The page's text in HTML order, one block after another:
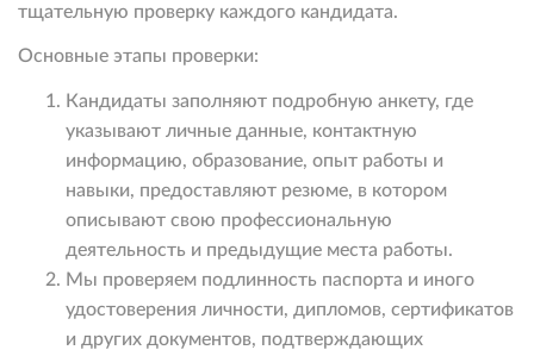
тщательную проверку каждого кандидата.
Основные этапы проверки:
Кандидаты заполняют подробную анкету, где
указывают личные данные, контактную
информацию, образование, опыт работы и
навыки, предоставляют резюме, в котором
описывают свою профессиональную
деятельность и предыдущие места работы.
Мы проверяем подлинность паспорта и иного
удостоверения личности, дипломов, сертификатов
и других документов, подтверждающих